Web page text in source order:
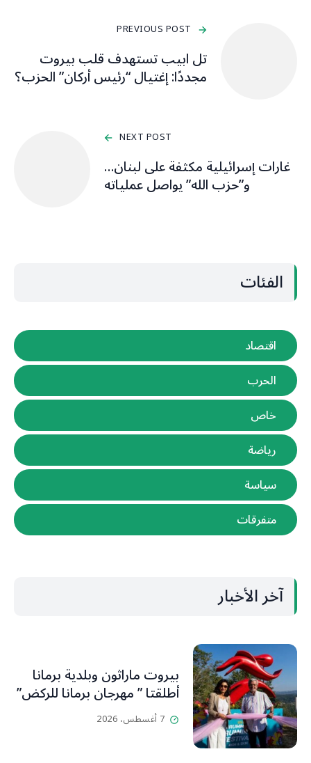
PREVIOUS POST
تل ابيب تستهدف قلب بيروت
مجددًا: إغتيال “رئيس أركان” الحزب؟
NEXT POST
غارات إسرائيلية مكثفة على لبنان…
و”حزب الله” يواصل عملياته
الفئات
اقتصاد
الحرب
خاص
رياضة
سياسة
متفرقات
آخر الأخبار
بيروت ماراثون وبلدية برمانا
أطلقتا ” مهرجان برمانا للركض”
7 أغسطس، 2026